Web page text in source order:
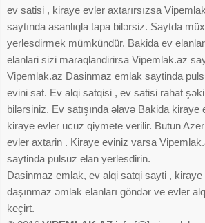
ev satisi , kiraye evler axtarırsızsa
saytında asanlıqla tapa bilərsiz. Saytda
yerlesdirmek mümkündür. Bakida ev
elanlari sizi maraqlandirirsa Vipemlak.az
Vipemlak.az Dasinmaz emlak saytinda
evini sat. Ev alqi satqisi , ev satisi rahat
bilərsiniz. Ev satışında əlavə Bakida kiraye
kiraye evler ucuz qiymete verilir. Butun
evler axtarin . Kiraye eviniz varsa
saytinda pulsuz elan yerlesdirin.
Dasinmaz emlak, ev alqi satqi sayti ,
daşınmaz əmlak elanları göndər ve evler
keçirt.